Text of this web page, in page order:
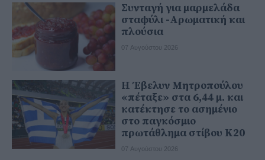
Συνταγή για μαρμελάδα
σταφύλι -Αρωματική και
πλούσια
07 Αυγούστου 2026
Η Έβελυν Μητροπούλου
«πέταξε» στα 6,44 μ. και
κατέκτησε το ασημένιο
στο παγκόσμιο
πρωτάθλημα στίβου Κ20
07 Αυγούστου 2026